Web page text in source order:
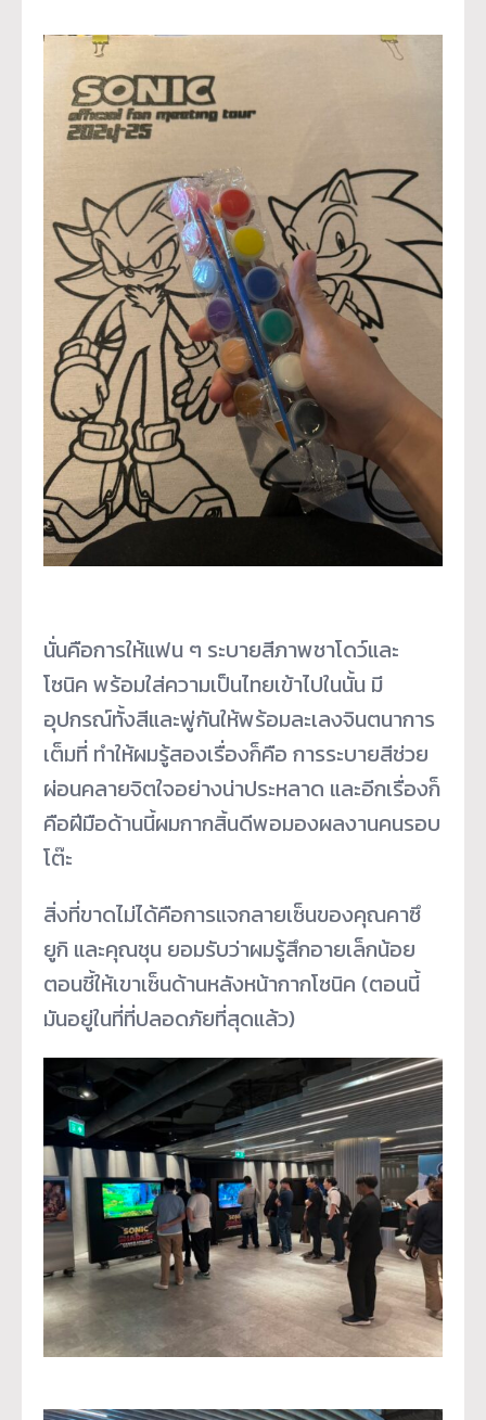
นั่นคือการให้แฟน ๆ ระบายสีภาพชาโดว์และ
โซนิค พร้อมใส่ความเป็นไทยเข้าไปในนั้น มี
อุปกรณ์ทั้งสีและพู่กันให้พร้อมละเลงจินตนาการ
เต็มที่ ทำให้ผมรู้สองเรื่องก็คือ การระบายสีช่วย
ผ่อนคลายจิตใจอย่างน่าประหลาด และอีกเรื่องก็
คือฝีมือด้านนี้ผมกากสิ้นดีพอมองผลงานคนรอบ
โต๊ะ
สิ่งที่ขาดไม่ได้คือการแจกลายเซ็นของคุณคาซึ
ยูกิ และคุณชุน ยอมรับว่าผมรู้สึกอายเล็กน้อย
ตอนชี้ให้เขาเซ็นด้านหลังหน้ากากโซนิค (ตอนนี้
มันอยู่ในที่ที่ปลอดภัยที่สุดแล้ว)